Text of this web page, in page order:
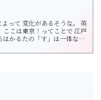
って 変化があるそうな。 英
こは東京！ってことで 江戸
に落ちうることを意味しま